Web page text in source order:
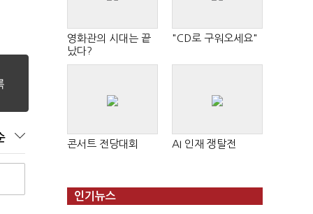
영화관의 시대는 끝
났다?
"CD로 구워오세요"
콘서트 전당대회 AI 인재 쟁탈전
인기뉴스